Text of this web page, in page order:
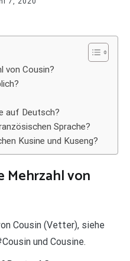
von Cousin?
auf Deutsch?
Sprache?
Kusine und Kuseng?
Mehrzahl von
Cousin (Vetter), siehe
und Cousine.